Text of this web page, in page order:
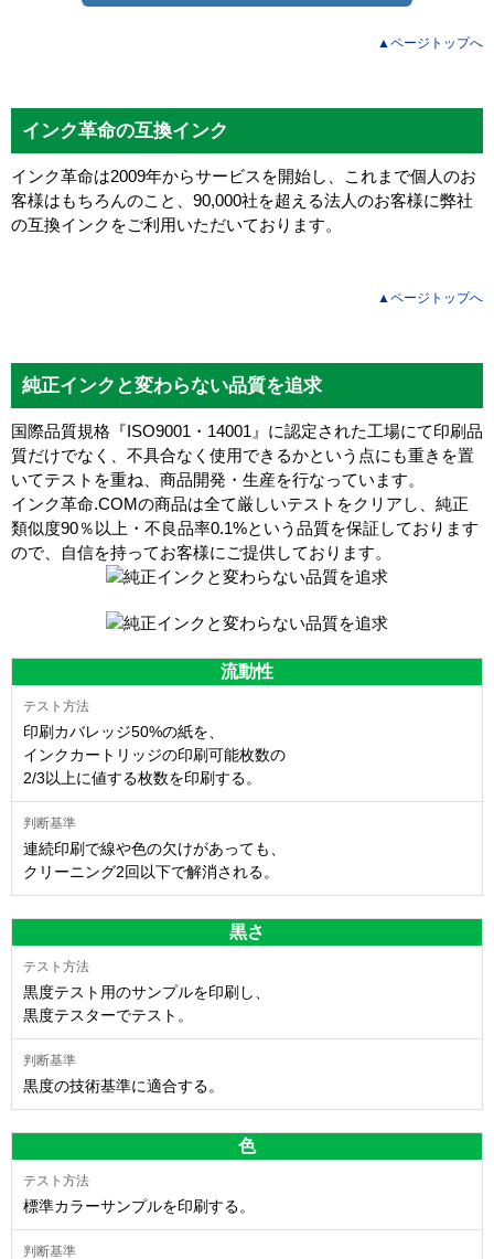
▲ページトップへ
インク革命の互換インク
インク革命は2009年からサービスを開始し、これまで個人のお
客様はもちろんのこと、90,000社を超える法人のお客様に弊社
の互換インクをご利用いただいております。
▲ページトップへ
純正インクと変わらない品質を追求
国際品質規格『ISO9001・14001』に認定された工場にて印刷品
質だけでなく、不具合なく使用できるかという点にも重きを置
いてテストを重ね、商品開発・生産を行なっています。
インク革命.COMの商品は全て厳しいテストをクリアし、 純正
類似度90％以上・不良品率0.1%という品質を保証しております
ので、自信を持ってお客様にご提供しております。
流動性
印刷カバレッジ50%の紙を、
インクカートリッジの印刷可能枚数の
2/3以上に値する枚数を印刷する。
連続印刷で線や色の欠けがあっても、
クリーニング2回以下で解消される。
黒さ
黒度テスト用のサンプルを印刷し、
黒度テスターでテスト。
黒度の技術基準に適合する。
色
標準カラーサンプルを印刷する。